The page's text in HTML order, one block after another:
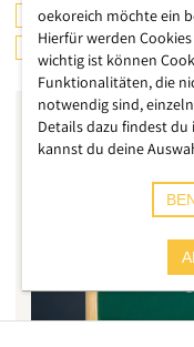
KONSUMENTENSCHUTZ
DEUTSCHLAND
oekoreich möchte ein
Hierfür werden
wichtig ist können
Funktionalitäten, die
notwendig sind,
Details dazu findest du
kannst du deine